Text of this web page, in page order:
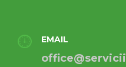
EMAIL
office@servicii